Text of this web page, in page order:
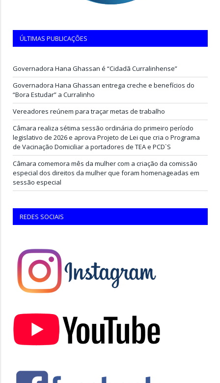
ÚLTIMAS PUBLICAÇÕES
Governadora Hana Ghassan é “Cidadã Curralinhense”
Governadora Hana Ghassan entrega creche e benefícios do
“Bora Estudar” a Curralinho
Vereadores reúnem para traçar metas de trabalho
Câmara realiza sétima sessão ordinária do primeiro período
legislativo de 2026 e aprova Projeto de Lei que cria o Programa
de Vacinação Domiciliar a portadores de TEA e PCD`S
Câmara comemora mês da mulher com a criação da comissão
especial dos direitos da mulher que foram homenageadas em
sessão especial
REDES SOCIAIS